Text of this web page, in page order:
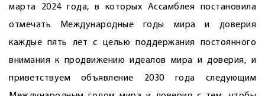
марта 2024 года, в которых Ассамблея постановила
отмечать Международные годы мира и доверия
каждые пять лет с целью поддержания постоянного
внимания к продвижению идеалов мира и доверия, и
приветствуем объявление 2030 года следующим